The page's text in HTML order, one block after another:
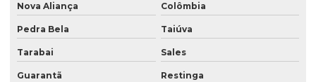
Nova Aliança Colômbia
Pedra Bela Taiúva
Tarabai Sales
Guarantã Restinga